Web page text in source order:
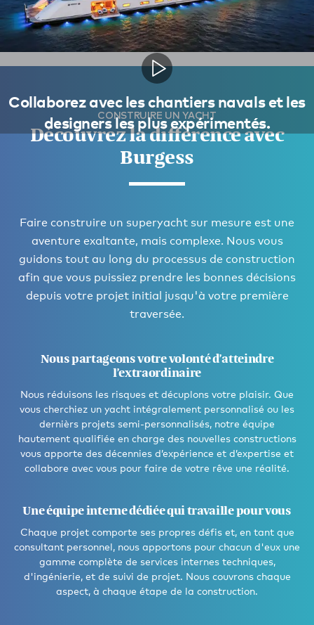
Collaborez avec les chantiers navals et les
designers les plus expérimentés.
CONSTRUIRE UN YACHT
Découvrez la différence avec
Burgess
Faire construire un superyacht sur mesure est une
aventure exaltante, mais complexe. Nous vous
guidons tout au long du processus de construction
afin que vous puissiez prendre les bonnes décisions
depuis votre projet initial jusqu'à votre première
traversée.
Nous partageons votre volonté d’atteindre
l’extraordinaire
Nous réduisons les risques et décuplons votre plaisir. Que
vous cherchiez un yacht intégralement personnalisé ou les
dernièrs projets semi-personnalisés, notre équipe
hautement qualifiée en charge des nouvelles constructions
vous apporte des décennies d’expérience et d’expertise et
collabore avec vous pour faire de votre rêve une réalité.
Une équipe interne dédiée qui travaille pour vous
Chaque projet comporte ses propres défis et, en tant que
consultant personnel, nous apportons pour chacun d'eux une
gamme complète de services internes techniques,
d'ingénierie, et de suivi de projet. Nous couvrons chaque
aspect, à chaque étape de la construction.